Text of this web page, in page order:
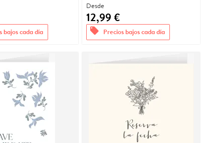
bajos cada día
Desde
12,99 €
offers Precios bajos cada día